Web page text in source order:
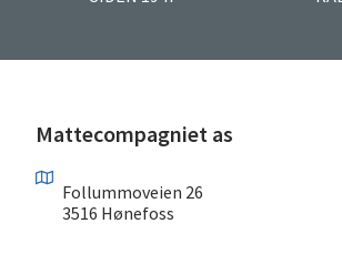
Mattecompagniet as
Follummoveien 26
3516 Hønefoss